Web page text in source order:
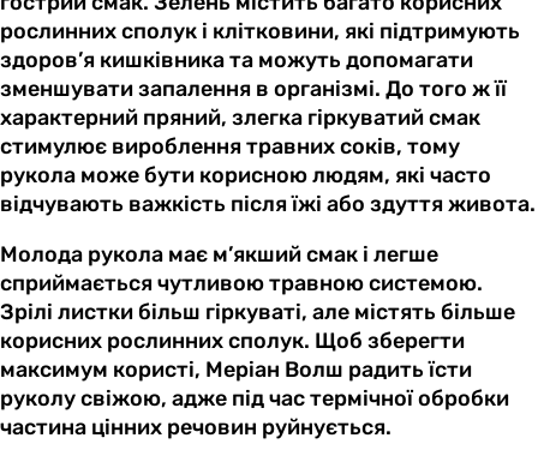
рослинних сполук і клітковини, які підтримують
здоров’я кишківника та можуть допомагати
зменшувати запалення в організмі. До того ж її
характерний пряний, злегка гіркуватий смак
стимулює вироблення травних соків, тому
рукола може бути корисною людям, які часто
відчувають важкість після їжі або здуття живота.
Молода рукола має м’якший смак і легше
сприймається чутливою травною системою.
Зрілі листки більш гіркуваті, але містять більше
корисних рослинних сполук. Щоб зберегти
максимум користі, Меріан Волш радить їсти
руколу свіжою, адже під час термічної обробки
частина цінних речовин руйнується.